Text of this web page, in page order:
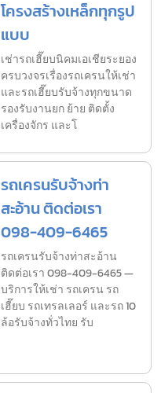
โครงสร้างเหล็กทุกรูป
แบบ
เช่ารถเฮี๊ยบนิคมเอเชียระยอง
ครบวงจรเรื่องรถเครนให้เช่า
และรถเฮี๊ยบรับจ้างทุกขนาด
รองรับงานยก ย้าย ติดตั้ง
เครื่องจักร และโ
รถเครนรับจ้างท่า
สะอ้าน ติดต่อเรา
098-409-6465
รถเครนรับจ้างท่าสะอ้าน
ติดต่อเรา 098-409-6465 —
บริการให้เช่า รถเครน รถ
เฮี๊ยบ รถเทรลเลอร์ และรถ 10
ล้อรับจ้างทั่วไทย รับ